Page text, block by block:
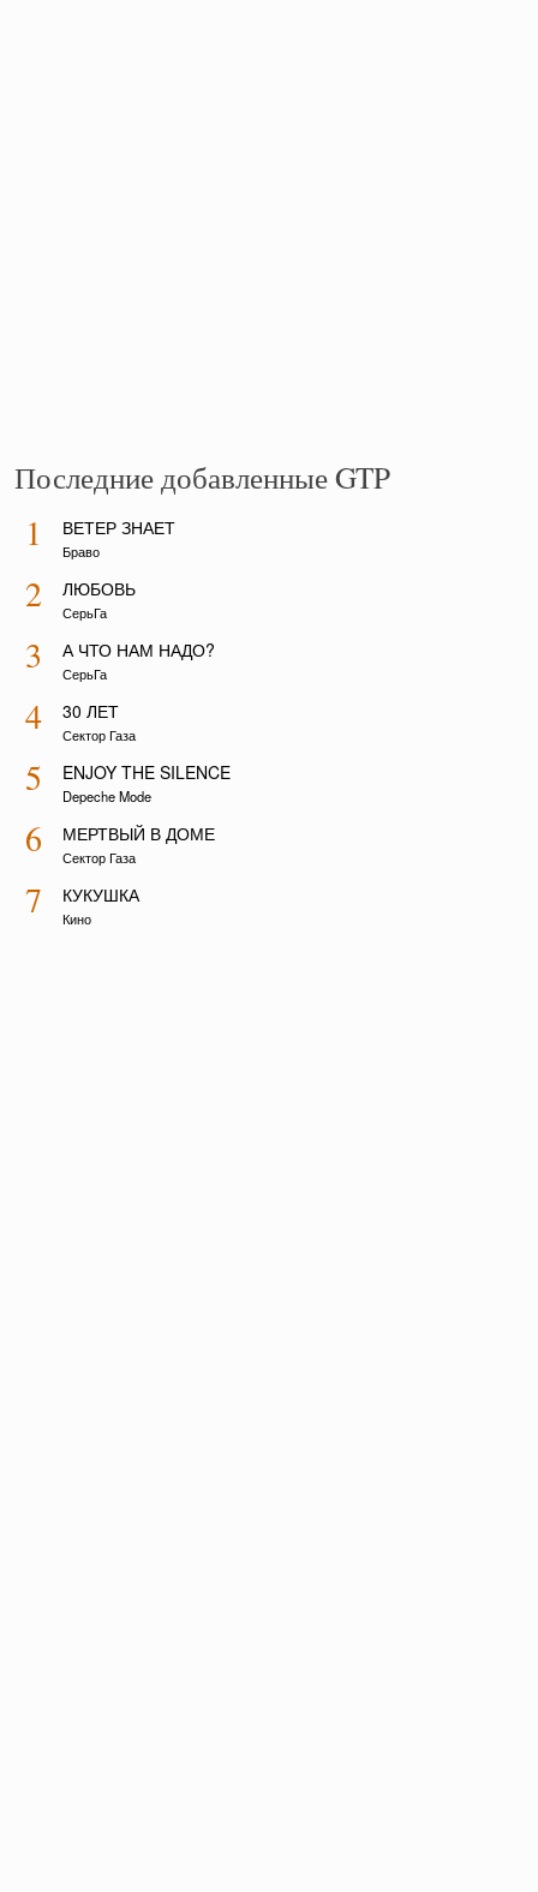
Последние добавленные GTP
1 ВЕТЕР ЗНАЕТ
Браво
2 ЛЮБОВЬ
СерьГа
3 А ЧТО НАМ НАДО?
СерьГа
4 30 ЛЕТ
Сектор Газа
5 ENJOY THE SILENCE
Depeche Mode
6 МЕРТВЫЙ В ДОМЕ
Сектор Газа
7 КУКУШКА
Кино